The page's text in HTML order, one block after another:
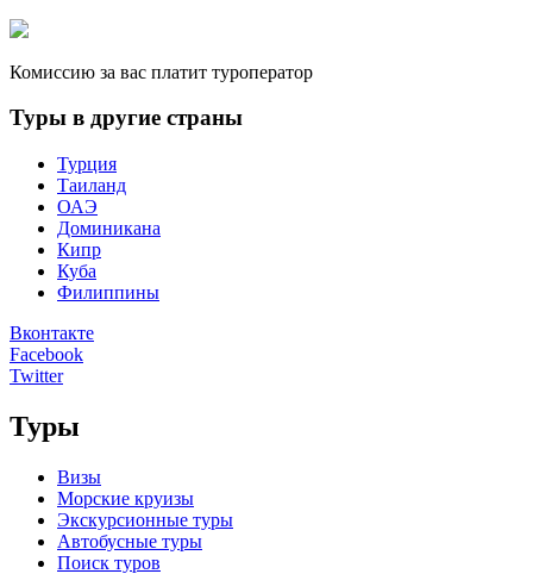
Комиссию за вас платит туроператор
Туры в другие страны
Турция
Таиланд
ОАЭ
Доминикана
Кипр
Куба
Филиппины
Вконтакте
Facebook
Twitter
Туры
Визы
Морские круизы
Экскурсионные туры
Автобусные туры
Поиск туров